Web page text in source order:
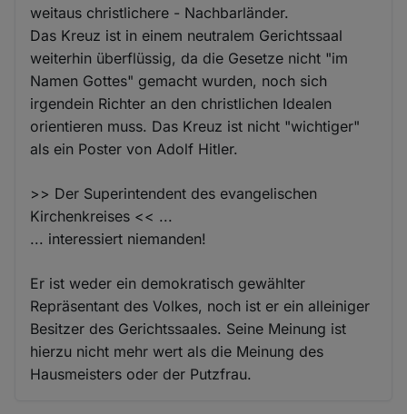
weitaus christlichere - Nachbarländer.
Das Kreuz ist in einem neutralem Gerichtssaal
weiterhin überflüssig, da die Gesetze nicht "im
Namen Gottes" gemacht wurden, noch sich
irgendein Richter an den christlichen Idealen
orientieren muss. Das Kreuz ist nicht "wichtiger"
als ein Poster von Adolf Hitler.
>> Der Superintendent des evangelischen
Kirchenkreises << ...
... interessiert niemanden!
Er ist weder ein demokratisch gewählter
Repräsentant des Volkes, noch ist er ein alleiniger
Besitzer des Gerichtssaales. Seine Meinung ist
hierzu nicht mehr wert als die Meinung des
Hausmeisters oder der Putzfrau.